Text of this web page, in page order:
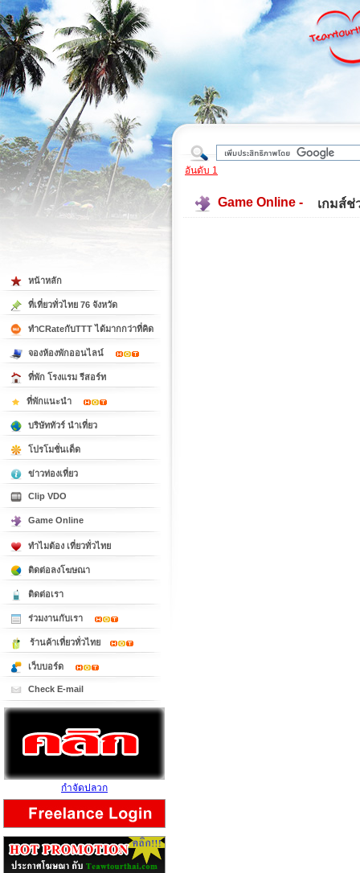
ต้
อันดับ 1
Game Online - เกมส์ช่
หน้าหลัก
ที่เที่ยวทั่วไทย 76 จังหวัด
ทำCRateกับTTT ได้มากกว่าที่คิด
จองห้องพักออนไลน์
ที่พัก โรงแรม รีสอร์ท
ที่พักแนะนำ
บริษัททัวร์ นำเที่ยว
โปรโมชั่นเด็ด
ข่าวท่องเที่ยว
Clip VDO
Game Online
ทำไมต้อง เที่ยวทั่วไทย
ติดต่อลงโฆษณา
ติดต่อเรา
ร่วมงานกับเรา
ร้านค้าเที่ยวทั่วไทย
เว็บบอร์ด
Check E-mail
กำจัดปลวก